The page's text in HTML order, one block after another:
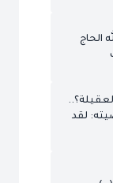
الحاج
لقد